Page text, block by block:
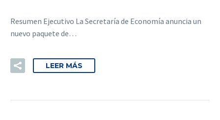
Resumen Ejecutivo La Secretaría de Economía anuncia un
nuevo paquete de…
LEER MÁS